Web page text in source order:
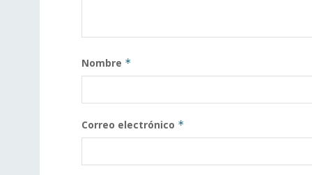
Nombre *
Correo electrónico *